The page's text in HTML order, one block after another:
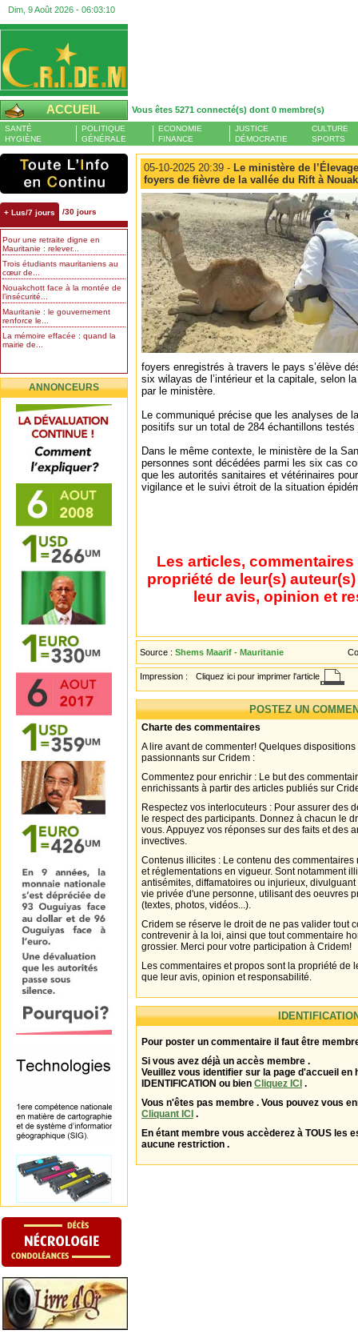
Dim, 9 Août 2026 - 06:03:11
ACCUEIL Vous êtes 5271 connecté(s) dont 0 membre(s)
SANTÉ
HYGIÈNE
POLITIQUE
GÉNÉRALE
ECONOMIE
FINANCE
JUSTICE
DÉMOCRATIE
CULTURE
SPORTS
+ Lus/7 jours /30 jours
Pour une retraite digne en
Mauritanie : relever...
Trois étudiants mauritaniens au
cœur de...
Nouakchott face à la montée de
l’insécurité...
Mauritanie : le gouvernement
renforce le...
La mémoire effacée : quand la
mairie de...
ANNONCEURS
05-10-2025 20:39 - Le ministère de
foyers de fièvre de la vallée du Rift à
foyers enregistrés à travers le pays s’élève
six wilayas de l’intérieur et la capitale, selon
par le ministère.
Le communiqué précise que les analyses de
positifs sur un total de 284 échantillons testés
Dans le même contexte, le ministère de la
personnes sont décédées parmi les six cas
que les autorités sanitaires et vétérinaires
vigilance et le suivi étroit de la situation
Les articles,
propriété de leur(s)
leur avis, opinion et
Source : Shems Maarif - Mauritanie
Impression : Cliquez ici pour imprimer l'article
POSTEZ UN
Charte des commentaires
A lire avant de commenter! Quelques
passionnants sur Cridem :
Commentez pour enrichir : Le but des
enrichissants à partir des articles publiés sur
Respectez vos interlocuteurs : Pour assurer des
le respect des participants. Donnez à chacun le
vous. Appuyez vos réponses sur des faits et des
invectives.
Contenus illicites : Le contenu des
et réglementations en vigueur. Sont notamment
antisémites, diffamatoires ou injurieux,
vie privée d'une personne, utilisant des oeuvres
(textes, photos, vidéos...).
Cridem se réserve le droit de ne pas valider tout
contrevenir à la loi, ainsi que tout commentaire
grossier. Merci pour votre participation à Cridem!
Les commentaires et propos sont la propriété de
que leur avis, opinion et responsabilité.
Pour poster un commentaire il faut être
Si vous avez déjà un accès membre .
Veuillez vous identifier sur la page d'accueil en
IDENTIFICATION ou bien Cliquez ICI .
Vous n'êtes pas membre . Vous pouvez vous
Cliquant ICI .
En étant membre vous accèderez à TOUS les
aucune restriction .